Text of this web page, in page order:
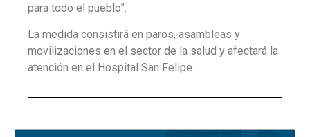
para todo el pueblo”.
La medida consistirá en paros, asambleas y
movilizaciones en el sector de la salud y afectará la
atención en el Hospital San Felipe.